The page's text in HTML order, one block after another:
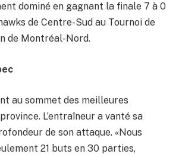
dominé en gagnant la finale 7 à 0
de Centre-Sud au Tournoi de
de Montréal-Nord.
au sommet des meilleures
L’entraîneur a vanté sa
de son attaque. «Nous
21 buts en 30 parties,